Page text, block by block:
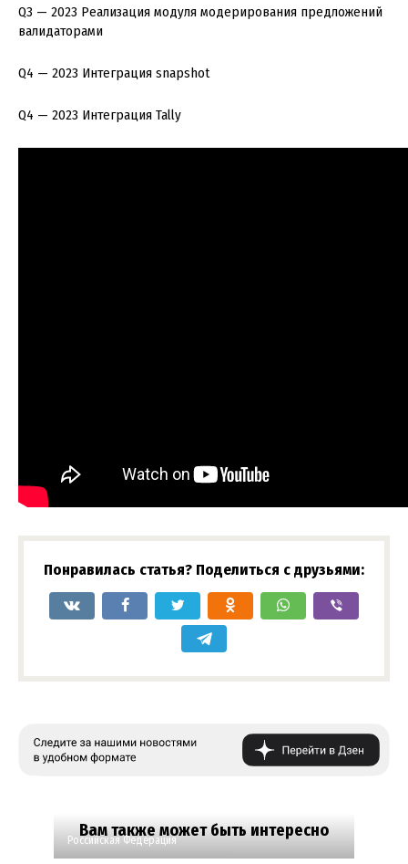
Q3 — 2023 Реализация модуля модерирования предложений
валидаторами
Q4 — 2023 Интеграция snapshot
Q4 — 2023 Интеграция Tally
Понравилась статья? Поделиться с друзьями:
Вам также может быть интересно
Российская Федерация